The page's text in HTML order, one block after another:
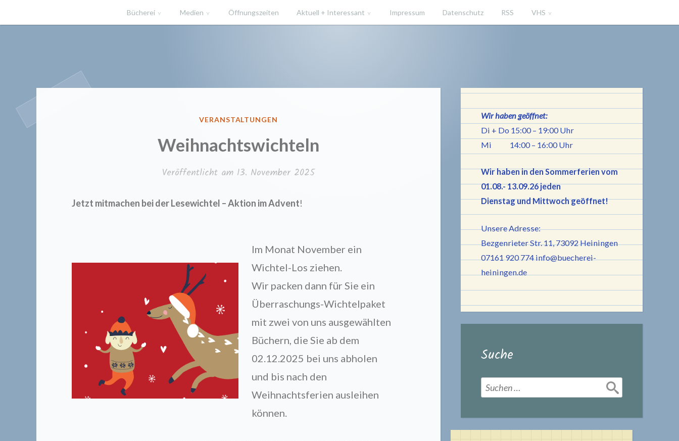
Inhalt
Bücherei Medien Öffnungszeiten Aktuell + Interessant Impressum Datenschutz RSS VHS
Gemeindebücherei Heiningen
VERÖFFENTLICHT
VERANSTALTUNGEN
Weihnachtswichteln
Veröffentlicht am 13. November 2025
Jetzt mitmachen bei der Lesewichtel – Aktion im Advent!
Im Monat November ein
Wichtel-Los ziehen.
Wir packen dann für Sie ein
Überraschungs-Wichtelpaket
mit zwei von uns ausgewählten
Büchern, die Sie ab dem
02.12.2025 bei uns abholen
und bis nach den
Weihnachtsferien ausleihen
können.
Wir haben geöffnet:
Di + Do 15:00 – 19:00 Uhr
Mi 14:00 – 16:00 Uhr
Wir haben in den Sommerferien vom
01.08.- 13.09.26 jeden
Dienstag und Mittwoch geöffnet!
Unsere Adresse:
Bezgenrieter Str. 11, 73092 Heiningen
07161 920 774 info@buecherei-
heiningen.de
Suche
Suchen
nach: